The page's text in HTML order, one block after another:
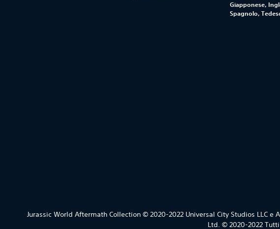
Giapponese,
Spagnolo,
Jurassic World Aftermath Collection © 2020-2022 Universal City Studios
Ltd. © 2020-2022